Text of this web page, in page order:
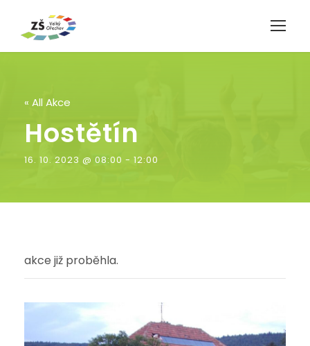
« All Akce
Hostětín
16. 10. 2023 @ 08:00 - 12:00
akce již proběhla.